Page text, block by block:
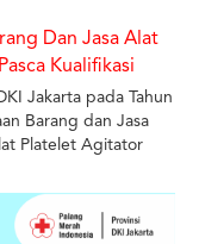
Dan Jasa Alat
Kualifikasi
Jakarta pada Tahun
Barang dan Jasa
Platelet Agitator